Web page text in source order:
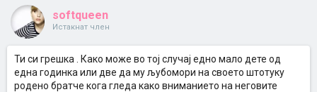
softqueen
Истакнат член
Ти си грешка . Како може во тој случај едно мало дете од
една годинка или две да му љубомори на своето штотуку
родено братче кога гледа како вниманието на неговите